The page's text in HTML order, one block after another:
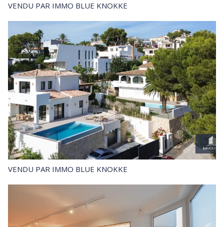
VENDU PAR IMMO BLUE KNOKKE
VENDU PAR IMMO BLUE KNOKKE